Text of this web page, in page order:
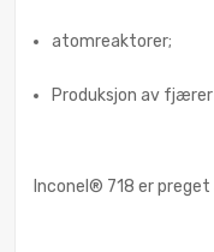
atomreaktorer;
Produksjon av
Inconel® 718 er